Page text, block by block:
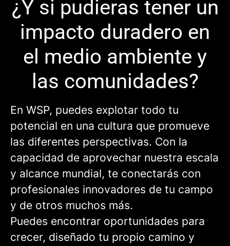
¿Y si pudieras tener un
impacto duradero en
el medio ambiente y
las comunidades?
En WSP, puedes explotar todo tu
potencial en una cultura que promueve
las diferentes perspectivas. Con la
capacidad de aprovechar nuestra escala
y alcance mundial, te conectarás con
profesionales innovadores de tu campo
y de otros muchos más.
Puedes encontrar oportunidades para
crecer, diseñado tu propio camino y